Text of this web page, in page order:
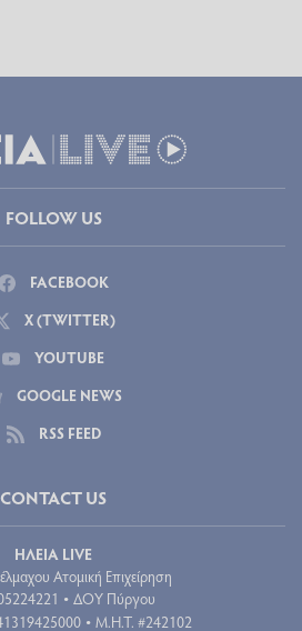
FOLLOW US
FACEBOOK
X (TWITTER)
YOUTUBE
GOOGLE NEWS
RSS FEED
CONTACT US
ΗΛΕΙΑ LIVE
Ατομική Επιχείρηση
• ΔΟΥ Πύργου
• Μ.Η.Τ. #242102